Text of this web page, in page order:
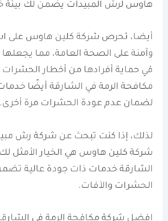
هاوس لرش المبيدات يضمن لك بيئة
أيضا، تحرص شركة كلين هاوس على
وآمنة على الصحة العامة، مما يجعلها
في حماية أفرادها من أخطار
مكافحة الرمة في الشارقة أيضًا
لضمان عدم عودة الحشرات مرة أخرى.
لذلك، إذا كنت تبحث عن شركة رش
شركة كلين هاوس هي الخيار الأمثل
الشارقة خدمات ذات جودة عالية
الحشرات والآفات.
افضل شركة مكافحة الرمة في